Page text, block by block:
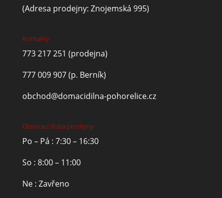
(Adresa prodejny: Znojemská 995)
Kontakty
773 217 251 (prodejna)
777 009 907(p. Berník)
obchod@domacidilna-pohorelice.cz
Otevírací doba prodejny
Po – Pá : 7:30 – 16:30
So : 8:00 – 11:00
Ne : Zavřeno